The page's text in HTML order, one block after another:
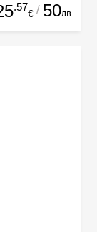
.57
€ / 50лв.